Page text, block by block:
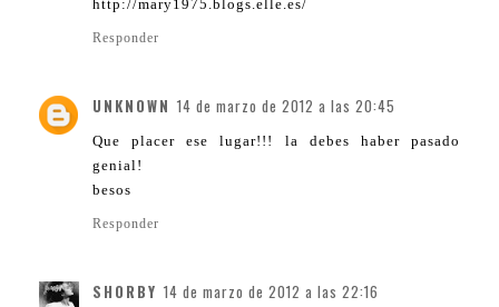
http://mary1975.blogs.elle.es/
Responder
UNKNOWN 14 de marzo de 2012 a las 20:45
Que placer ese lugar!!! la debes haber pasado
genial!
besos
Responder
SHORBY 14 de marzo de 2012 a las 22:16